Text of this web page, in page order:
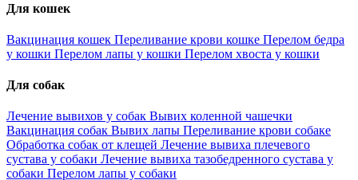
Для кошек
Вакцинация кошек Переливание крови кошке Перелом бедра
у кошки Перелом лапы у кошки Перелом хвоста у кошки
Для собак
Лечение вывихов у собак Вывих коленной чашечки
Вакцинация собак Вывих лапы Переливание крови собаке
Обработка собак от клещей Лечение вывиха плечевого
сустава у собаки Лечение вывиха тазобедренного сустава у
собаки Перелом лапы у собаки